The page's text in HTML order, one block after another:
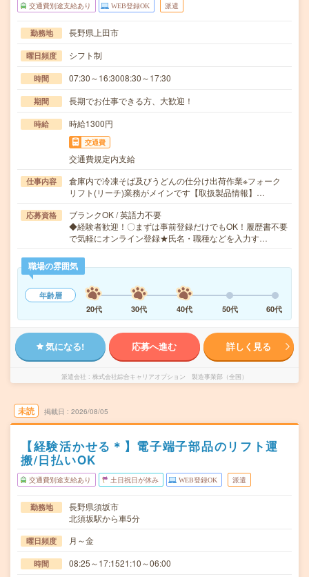
交通費別途支給あり WEB登録OK 派遣
勤務地 長野県上田市
曜日頻度 シフト制
時間 07:30～16:3008:30～17:30
期間 長期でお仕事できる方、大歓迎！
時給 時給1300円
交通費
交通費規定内支給
仕事内容
倉庫内で冷凍そば及びうどんの仕分け出荷作業※フォーク
リフト(リーチ)業務がメインです【取扱製品情報】…
応募資格
ブランクOK / 英語力不要
◆経験者歓迎！〇まずは事前登録だけでもOK！履歴書不要
で気軽にオンライン登録★氏名・職種などを入力す…
職場の雰囲気
年齢層
20代
30代 40代 50代 60代
気になる! 応募へ進む 詳しく見る
派遣会社 株式会社綜合キャリアオプション 製造事業部（全国）
未読 掲載日 2026/08/05
【経験活かせる＊】電子端子部品のリフト運
搬/日払いOK
交通費別途支給あり 土日祝日が休み WEB登録OK 派遣
勤務地
長野県須坂市
北須坂駅から車5分
曜日頻度 月～金
時間 08:25～17:1521:10～06:00